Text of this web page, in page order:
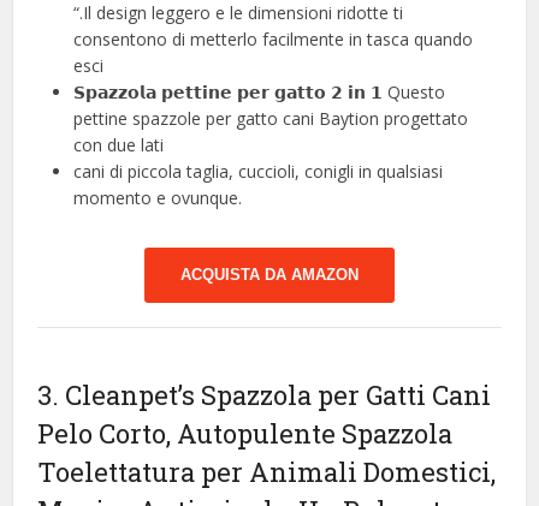
“.Il design leggero e le dimensioni ridotte ti
consentono di metterlo facilmente in tasca quando
esci
𝗦𝗽𝗮𝘇𝘇𝗼𝗹𝗮 𝗽𝗲𝘁𝘁𝗶𝗻𝗲 𝗽𝗲𝗿 𝗴𝗮𝘁𝘁𝗼 𝟮 𝗶𝗻 𝟭 Questo
pettine spazzole per gatto cani Baytion progettato
con due lati
cani di piccola taglia, cuccioli, conigli in qualsiasi
momento e ovunque.
ACQUISTA DA AMAZON
3. Cleanpet’s Spazzola per Gatti Cani
Pelo Corto, Autopulente Spazzola
Toelettatura per Animali Domestici,